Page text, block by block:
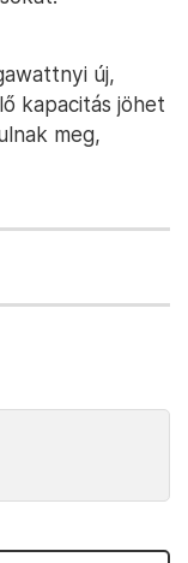
új,
kapacitás jöhet
meg,